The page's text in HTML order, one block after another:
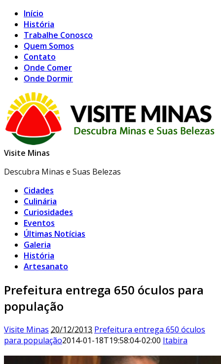
Início
História
Trabalhe Conosco
Quem Somos
Contato
Onde Comer
Onde Dormir
Visite Minas
Descubra Minas e Suas Belezas
Cidades
Culinária
Curiosidades
Eventos
Últimas Notícias
Galeria
História
Artesanato
Prefeitura entrega 650 óculos para
população
Visite Minas 20/12/2013 Prefeitura entrega 650 óculos
para população2014-01-18T19:58:04-02:00 Itabira